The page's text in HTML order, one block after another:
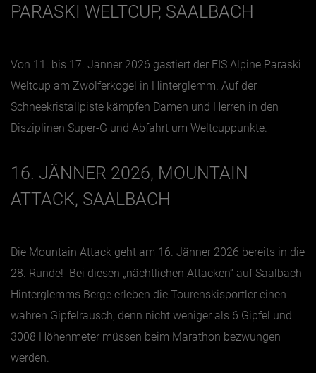
PARASKI WELTCUP, SAALBACH
Von 11. bis 17. Jänner 2026 gastiert der FIS Alpine Paraski
Weltcup am Zwölferkogel in Hinterglemm. Auf der
Schneekristallpiste kämpfen Damen und Herren in den
Disziplinen Super-G und Abfahrt um Weltcuppunkte.
16. JÄNNER 2026, MOUNTAIN
ATTACK, SAALBACH
Die Mountain Attack geht am 16. Jänner 2026 bereits in die
28. Runde! Bei diesen „nächtlichen Attacken“ auf Saalbach
Hinterglemms Berge erleben die Tourenskisportler einen
wahren Gipfelrausch, denn nicht weniger als 6 Gipfel und
3008 Höhenmeter müssen beim Marathon bezwungen
werden.